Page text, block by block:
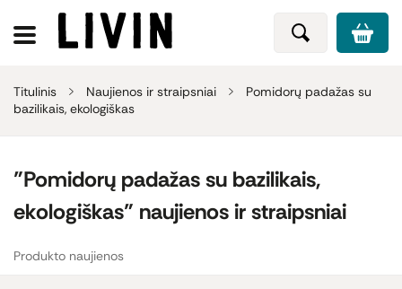
Titulinis Naujienos ir straipsniai
Pomidorų padažas su
bazilikais, ekologiškas
"Pomidorų padažas su bazilikais,
ekologiškas" naujienos ir straipsniai
Produkto naujienos